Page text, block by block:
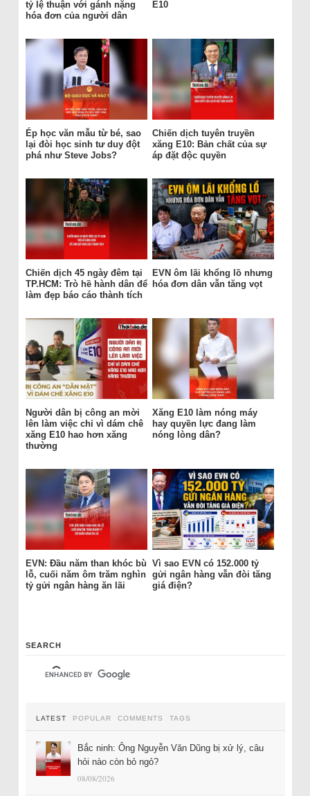
tỷ lệ thuận với gánh nặng
hóa đơn của người dân
E10
Ép học văn mẫu từ bé, sao
lại đòi học sinh tư duy đột
phá như Steve Jobs?
Chiến dịch tuyên truyền
xăng E10: Bản chất của sự
áp đặt độc quyền
Chiến dịch 45 ngày đêm tại
TP.HCM: Trò hề hành dân để
làm đẹp báo cáo thành tích
EVN ôm lãi khổng lồ nhưng
hóa đơn dân vẫn tăng vọt
Người dân bị công an mời
lên làm việc chỉ vì dám chê
xăng E10 hao hơn xăng
thường
Xăng E10 làm nóng máy
hay quyền lực đang làm
nóng lòng dân?
EVN: Đầu năm than khóc bù
lỗ, cuối năm ôm trăm nghìn
tỷ gửi ngân hàng ăn lãi
Vì sao EVN có 152.000 tỷ
gửi ngân hàng vẫn đòi tăng
giá điện?
SEARCH
LATEST POPULAR COMMENTS TAGS
Bắc ninh: Ông Nguyễn Văn Dũng bị xử lý, câu
hỏi nào còn bỏ ngỏ?
08/08/2026